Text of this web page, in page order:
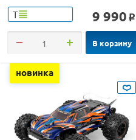
Т 9 990 o
В корзину
новинка